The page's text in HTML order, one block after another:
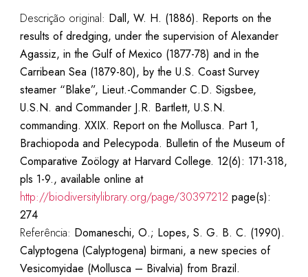
Descrição original: Dall, W. H. (1886). Reports on the
results of dredging, under the supervision of Alexander
Agassiz, in the Gulf of Mexico (1877-78) and in the
Carribean Sea (1879-80), by the U.S. Coast Survey
steamer “Blake”, Lieut.-Commander C.D. Sigsbee,
U.S.N. and Commander J.R. Bartlett, U.S.N.
commanding. XXIX. Report on the Mollusca. Part 1,
Brachiopoda and Pelecypoda. Bulletin of the Museum of
Comparative Zoölogy at Harvard College. 12(6): 171-318,
pls 1-9., available online at
http://biodiversitylibrary.org/page/30397212 page(s):
274
Referência: Domaneschi, O.; Lopes, S. G. B. C. (1990).
Calyptogena (Calyptogena) birmani, a new species of
Vesicomyidae (Mollusca – Bivalvia) from Brazil.